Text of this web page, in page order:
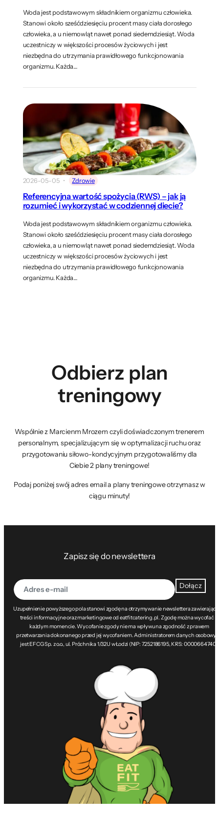
Woda jest podstawowym składnikiem organizmu człowieka.
Stanowi około sześćdziesięciu procent masy ciała dorosłego
człowieka, a u niemowląt nawet ponad siedemdziesiąt. Woda
uczestniczy w większości procesów życiowych i jest
niezbędna do utrzymania prawidłowego funkcjonowania
organizmu. Każda…
2026-05-05 Zdrowie
Referencyjna wartość spożycia (RWS) – jak ją
rozumieć i wykorzystać w codziennej diecie?
Woda jest podstawowym składnikiem organizmu człowieka.
Stanowi około sześćdziesięciu procent masy ciała dorosłego
człowieka, a u niemowląt nawet ponad siedemdziesiąt. Woda
uczestniczy w większości procesów życiowych i jest
niezbędna do utrzymania prawidłowego funkcjonowania
organizmu. Każda…
Odbierz plan
treningowy
Wspólnie z Marcienm Mrozem czyli doświadczonym trenerem
personalnym, specjalizującym się w optymalizacji ruchu oraz
przygotowaniu siłowo-kondycyjnym przygotowaliśmy dla
Ciebie 2 plany treningowe!
Podaj poniżej swój adres email a plany treningowe otrzymasz w
ciągu minuty!
Zapisz się do newslettera
Uzupełnienie powyższego pola stanowi zgodę na otrzymywanie newslettera
treści informacyjne oraz marketingowe od eatfitcatering.pl. Zgodę można wycofać w
każdym momencie. Wycofanie zgody nie ma wpływu na zgodność z prawem
przetwarzania dokonanego przed jej wycofaniem. Administratorem danych
jest EFCG Sp. z o.o., ul. Próchnika 1/32U w Łodzi (NIP: 7252186195, KRS: 0000664740).
Dołącz